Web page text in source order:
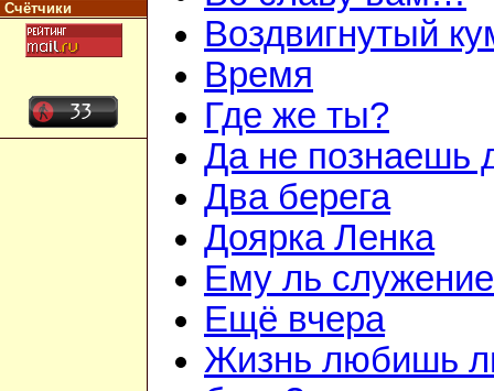
Счётчики
Воздвигнутый
Время
Где же ты?
Да не познаешь
Два берега
Доярка Ленка
Ему ль
Ещё вчера
Жизнь любишь